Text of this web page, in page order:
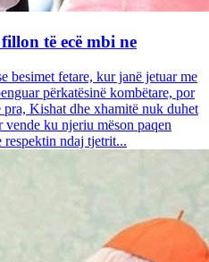
të ecë mbi ne
besimet fetare, kur janë jetuar me
përkatësinë kombëtare, por
Kishat dhe xhamitë nuk duhet
vende ku njeriu mëson paqen
respektin ndaj tjetrit...